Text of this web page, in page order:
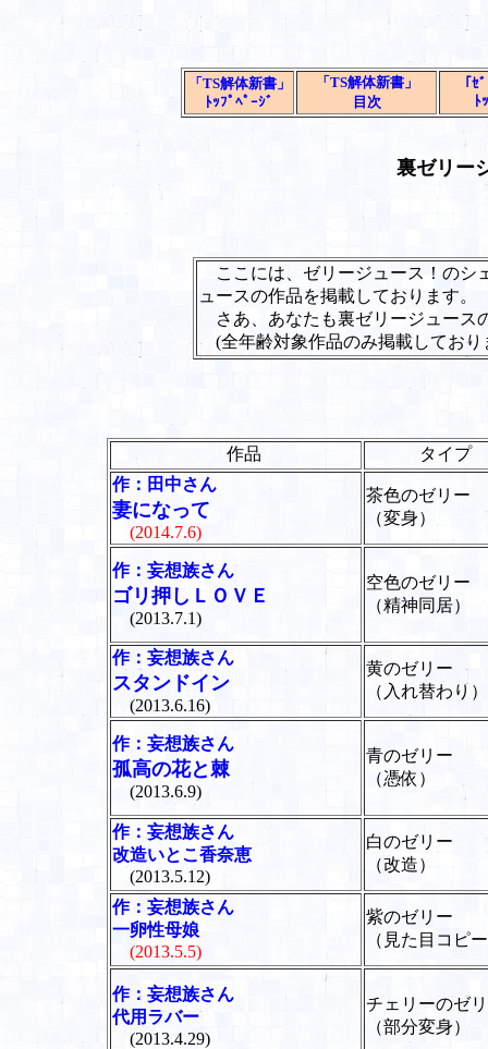
「TS解体新書」
ﾄｯﾌﾟﾍﾟｰｼﾞ
「TS解体新書」
目次
「
ﾄ
裏ゼリー
ここには、ゼリージュース！のシ
ュースの作品を掲載しております。
さあ、あなたも裏ゼリージュース
(全年齢対象作品のみ掲載しており
作品
タイプ
作：田中さん
妻になって
(2014.7.6)
茶色のゼリー
（変身）
作：妄想族さん
ゴリ押しＬＯＶＥ
(2013.7.1)
空色のゼリー
（精神同居）
作：妄想族さん
スタンドイン
(2013.6.16)
黄のゼリー
（入れ替わり）
作：妄想族さん
孤高の花と棘
(2013.6.9)
青のゼリー
（憑依）
作：妄想族さん
改造いとこ香奈恵
(2013.5.12)
白のゼリー
（改造）
作：妄想族さん
一卵性母娘
(2013.5.5)
紫のゼリー
（見た目コピ
作：妄想族さん
代用ラバー
(2013.4.29)
チェリーのゼ
（部分変身）